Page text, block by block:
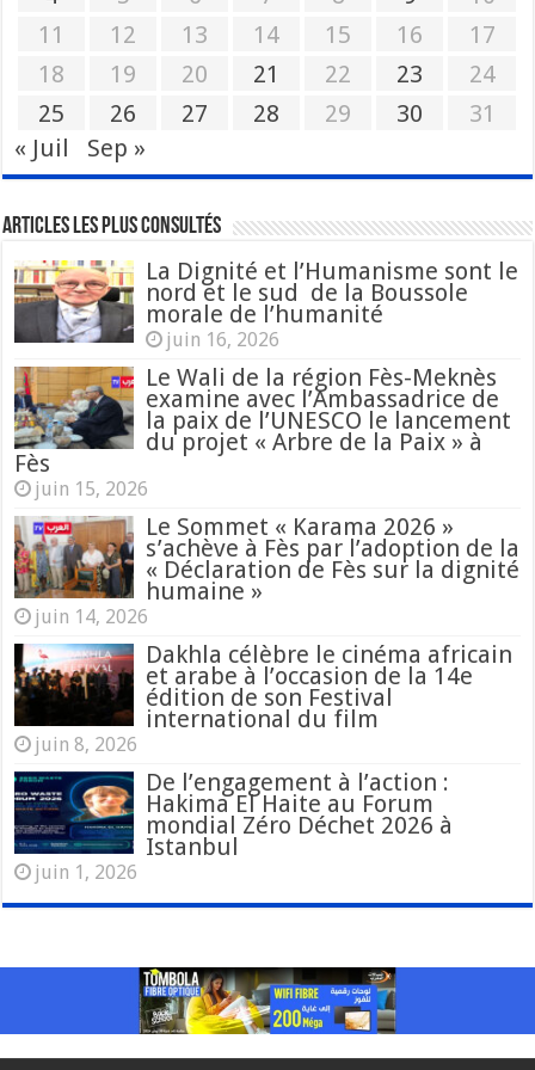
11
12 13 14 15 16
17
18
19 20 21 22 23
24
25
26 27 28 29 30
31
« Juil
Sep »
Articles les plus consultés
La Dignité et l’Humanisme sont le
nord et le sud de la Boussole
morale de l’humanité
juin 16, 2026
Le Wali de la région Fès-Meknès
examine avec l’Ambassadrice de
la paix de l’UNESCO le lancement
du projet « Arbre de la Paix » à
Fès
juin 15, 2026
Le Sommet « Karama 2026 »
s’achève à Fès par l’adoption de la
« Déclaration de Fès sur la dignité
humaine »
juin 14, 2026
Dakhla célèbre le cinéma africain
et arabe à l’occasion de la 14e
édition de son Festival
international du film
juin 8, 2026
De l’engagement à l’action :
Hakima El Haite au Forum
mondial Zéro Déchet 2026 à
Istanbul
juin 1, 2026